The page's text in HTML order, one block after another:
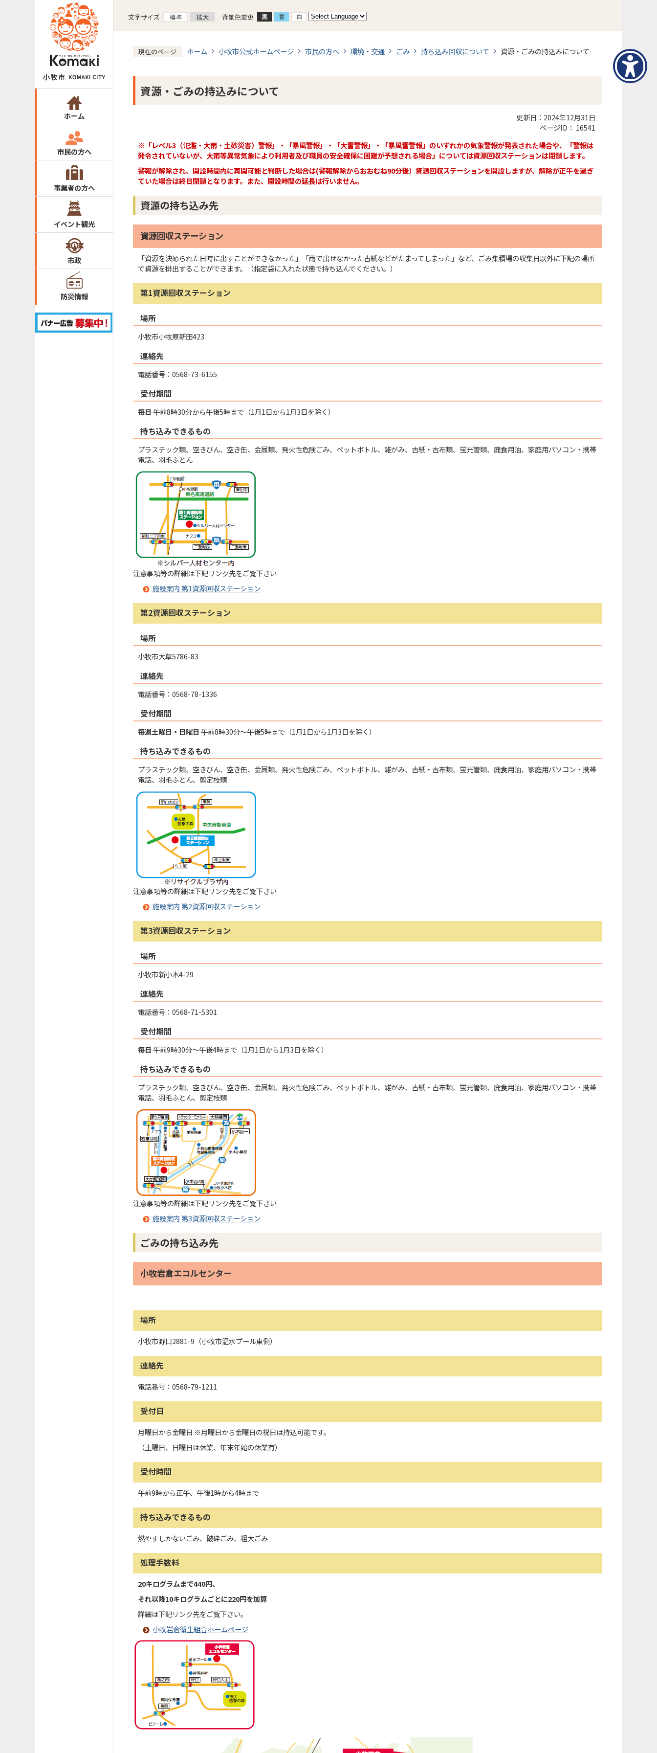
ホーム
市民の方へ
事業者の方へ
イベント観光
市政
防災情報
文字サイズ 背景色変更
現在のページ ホーム 小牧市公式ホームページ 市民の方へ 環境・交通 ごみ 持ち込み回収について 資源・ごみの持込みについて
資源・ごみの持込みについて
更新日：2024年12月31日
ページID： 16541
※「レベル3（氾濫・大雨・土砂災害）警報」・「暴風警報」・「大雪警報」・「暴風雪警報」のいずれかの気象警報が発表された場合や、「警報は
発令されていないが、大雨等異常気象により利用者及び職員の安全確保に困難が予想される場合」については資源回収ステーションは閉鎖します。
警報が解除され、開設時間内に再開可能と判断した場合は(警報解除からおおむね90分後）資源回収ステーションを開設しますが、解除が正午を過ぎ
ていた場合は終日閉鎖となります。また、開設時間の延長は行いません。
資源の持ち込み先
資源回収ステーション
「資源を決められた日時に出すことができなかった」「雨で出せなかった古紙などがたまってしまった」など、ごみ集積場の収集日以外に下記の場所
で資源を排出することができます。（指定袋に入れた状態で持ち込んでください。）
第1資源回収ステーション
場所
小牧市小牧原新田423
連絡先
電話番号：0568-73-6155
受付期間
毎日 午前8時30分から午後5時まで（1月1日から1月3日を除く）
持ち込みできるもの
プラスチック類、空きびん、空き缶、金属類、発火性危険ごみ、ペットボトル、雑がみ、古紙・古布類、蛍光管類、廃食用油、家庭用パソコン・携帯
電話、羽毛ふとん
注意事項等の詳細は下記リンク先をご覧下さい
施設案内 第1資源回収ステーション
第2資源回収ステーション
場所
小牧市大草5786-83
連絡先
電話番号：0568-78-1336
受付期間
毎週土曜日・日曜日 午前8時30分～午後5時まで（1月1日から1月3日を除く）
持ち込みできるもの
プラスチック類、空きびん、空き缶、金属類、発火性危険ごみ、ペットボトル、雑がみ、古紙・古布類、蛍光管類、廃食用油、家庭用パソコン・携帯
電話、羽毛ふとん、剪定枝類
注意事項等の詳細は下記リンク先をご覧下さい
施設案内 第2資源回収ステーション
第3資源回収ステーション
場所
小牧市新小木4-29
連絡先
電話番号：0568-71-5301
受付期間
毎日 午前9時30分～午後4時まで（1月1日から1月3日を除く）
持ち込みできるもの
プラスチック類、空きびん、空き缶、金属類、発火性危険ごみ、ペットボトル、雑がみ、古紙・古布類、蛍光管類、廃食用油、家庭用パソコン・携帯
電話、羽毛ふとん、剪定枝類
注意事項等の詳細は下記リンク先をご覧下さい
施設案内 第3資源回収ステーション
ごみの持ち込み先
小牧岩倉エコルセンター
場所
小牧市野口2881-9（小牧市温水プール東側）
連絡先
電話番号：0568-79-1211
受付日
月曜日から金曜日 ※月曜日から金曜日の祝日は持込可能です。
（土曜日、日曜日は休業、年末年始の休業有）
受付時間
午前9時から正午、午後1時から4時まで
持ち込みできるもの
燃やすしかないごみ、破砕ごみ、粗大ごみ
処理手数料
20キログラムまで440円、
それ以降10キログラムごとに220円を加算
詳細は下記リンク先をご覧下さい。
小牧岩倉衛生組合ホームページ